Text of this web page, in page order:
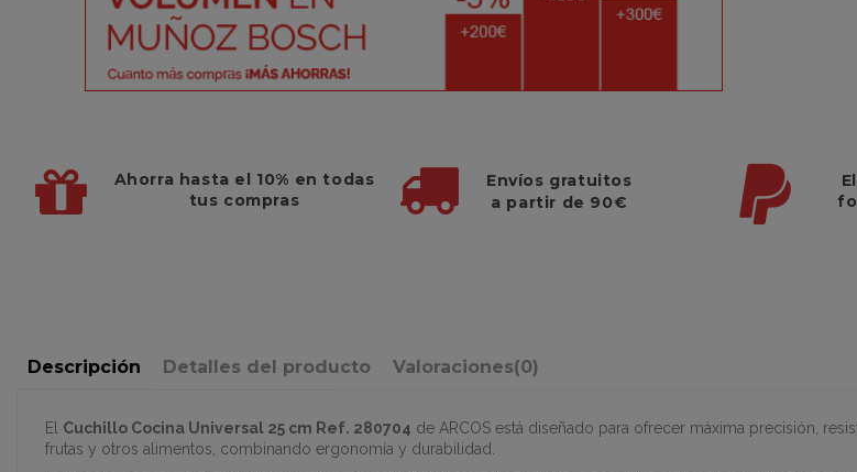
Ahorra hasta el 10% en todas
tus compras
Envíos gratuitos
a partir de 90€
Descripción Detalles del producto Valoraciones(0)
El Cuchillo Cocina Universal 25 cm Ref. 280704 de ARCOS está diseñado para ofrecer máxima precisión,
frutas y otros alimentos, combinando ergonomía y durabilidad.